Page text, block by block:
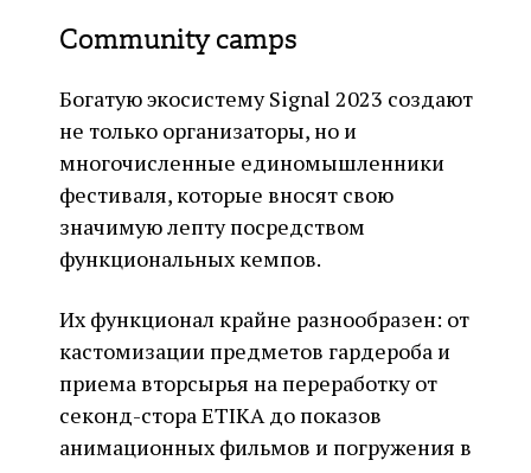
Community camps
Богатую экосистему Signal 2023 создают
не только организаторы, но и
многочисленные единомышленники
фестиваля, которые вносят свою
значимую лепту посредством
функциональных кемпов.
Их функционал крайне разнообразен: от
кастомизации предметов гардероба и
приема вторсырья на переработку от
секонд-стора ETIKA до показов
анимационных фильмов и погружения в